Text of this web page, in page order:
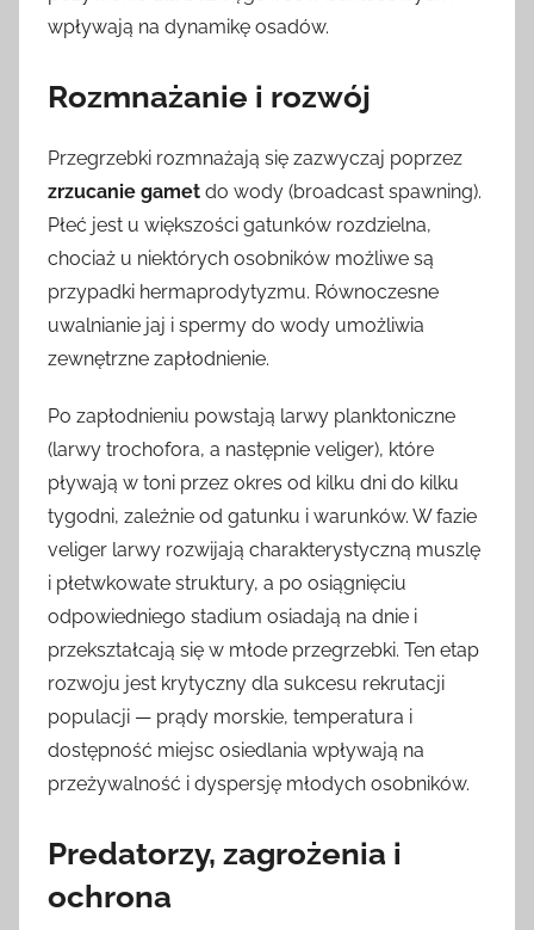
wpływają na dynamikę osadów.
Rozmnażanie i rozwój
Przegrzebki rozmnażają się zazwyczaj poprzez
zrzucanie gamet do wody (broadcast spawning).
Płeć jest u większości gatunków rozdzielna,
chociaż u niektórych osobników możliwe są
przypadki hermaprodytyzmu. Równoczesne
uwalnianie jaj i spermy do wody umożliwia
zewnętrzne zapłodnienie.
Po zapłodnieniu powstają larwy planktoniczne
(larwy trochofora, a następnie veliger), które
pływają w toni przez okres od kilku dni do kilku
tygodni, zależnie od gatunku i warunków. W fazie
veliger larwy rozwijają charakterystyczną muszlę
i płetwkowate struktury, a po osiągnięciu
odpowiedniego stadium osiadają na dnie i
przekształcają się w młode przegrzebki. Ten etap
rozwoju jest krytyczny dla sukcesu rekrutacji
populacji — prądy morskie, temperatura i
dostępność miejsc osiedlania wpływają na
przeżywalność i dyspersję młodych osobników.
Predatorzy, zagrożenia i
ochrona